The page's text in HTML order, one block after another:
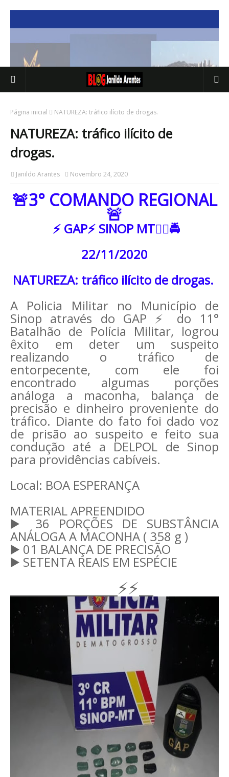
Página inicial NATUREZA: tráfico ilícito de drogas.
NATUREZA: tráfico ilícito de
drogas.
Janildo Arantes Novembro 24, 2020
🚨3° COMANDO REGIONAL
🚨
⚡ GAP⚡ SINOP MT👨‍✈️🚔
22/11/2020
NATUREZA: tráfico ilícito de drogas.
A Policia Militar no Município de
Sinop através do GAP ⚡ do 11°
Batalhão de Polícia Militar, logrou
êxito em deter um suspeito
realizando o tráfico de
entorpecente, com ele foi
encontrado algumas porções
análoga a maconha, balança de
precisão e dinheiro proveniente do
tráfico. Diante do fato foi dado voz
de prisão ao suspeito e feito sua
condução até a DELPOL de Sinop
para providências cabíveis.
Local: BOA ESPERANÇA
MATERIAL APREENDIDO
▶️ 36 PORÇÕES DE SUBSTÂNCIA
ANÁLOGA A MACONHA ( 358 g )
▶️ 01 BALANÇA DE PRECISÃO
▶️ SETENTA REAIS EM ESPÉCIE
_______________⚡⚡__